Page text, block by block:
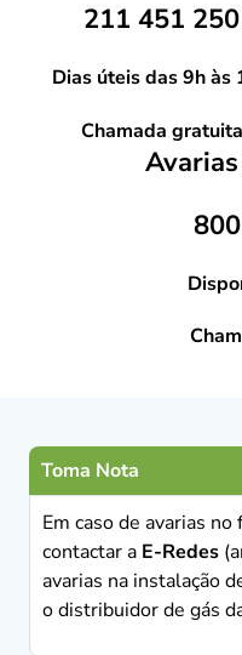
211 451 250
Dias úteis das 9h às
Chamada gratuita
Toma Nota
Em caso de avarias
contactar a E-Redes
avarias na instalação
o distribuidor de gás